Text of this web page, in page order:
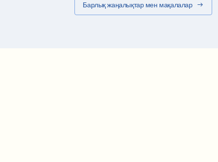
Барлық жаңалықтар мен мақалалар